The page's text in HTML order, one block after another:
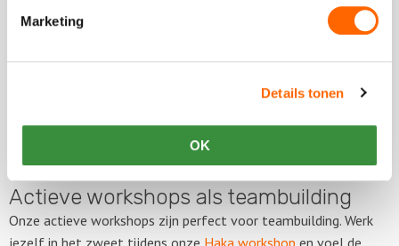
Marketing
Details tonen
OK
Onze enthousiaste docent brengt je vol enthousiasme de
Braziliaanse sport bij. Goed voor lichaam, geest èn
Actieve workshops als teambuilding
Onze actieve workshops zijn perfect voor teambuilding. Werk
jezelf in het zweet tijdens onze Haka workshop en voel de